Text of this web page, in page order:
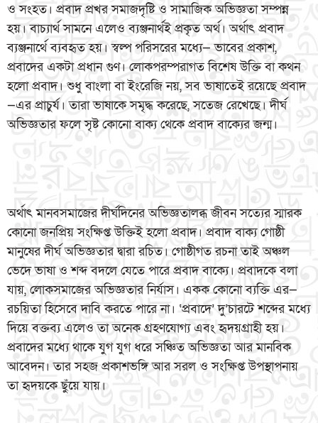
ও সংহত। প্রবাদ প্রখর সমাজদৃষ্টি ও সামাজিক অভিজ্ঞতা সম্পন্ন
হয়। বাচ্যার্থ সামনে এলেও ব্যঞ্জনার্থই প্রকৃত অর্থ। অর্থাৎ প্রবাদ
ব্যঞ্জনার্থে ব্যবহৃত হয়। স্বল্প পরিসরের মধ্যে— ভাবের প্রকাশ,
প্রবাদের একটা প্রধান গুণ। লোকপরম্পরাগত বিশেষ উক্তি বা কথন
হলো প্রবাদ। শুধু বাংলা বা ইংরেজি নয়, সব ভাষাতেই রয়েছে প্রবাদ
—এর প্রাচুর্য। তারা ভাষাকে সমৃদ্ধ করেছে, সতেজ রেখেছে। দীর্ঘ
অভিজ্ঞতার ফলে সৃষ্ট কোনো বাক্য থেকে প্রবাদ বাক্যের জন্ম।
অর্থাৎ মানবসমাজের দীর্ঘদিনের অভিজ্ঞতালব্ধ জীবন সত্যের স্মারক
কোনো জনপ্রিয় সংক্ষিপ্ত উক্তিই হলো প্রবাদ। প্রবাদ বাক্য গোষ্ঠী
মানুষের দীর্ঘ অভিজ্ঞতার দ্বারা রচিত। গোষ্ঠীগত রচনা তাই অঞ্চল
ভেদে ভাষা ও শব্দ বদলে যেতে পারে প্রবাদ বাক্যে। প্রবাদকে বলা
যায়, লোকসমাজের অভিজ্ঞতার নির্যাস। একক কোনো ব্যক্তি এর—
রচয়িতা হিসেবে দাবি করতে পারে না। ‘প্রবাদে’ দু’চারটে শব্দের মধ্যে
দিয়ে বক্তব্য এলেও তা অনেক গ্রহণযোগ্য এবং হৃদয়গ্রাহী হয়।
প্রবাদের মধ্যে থাকে যুগ যুগ ধরে সঞ্চিত অভিজ্ঞতা আর মানবিক
আবেদন। তার সহজ প্রকাশভঙ্গি আর সরল ও সংক্ষিপ্ত উপস্থাপনায়
তা হৃদয়কে ছুঁয়ে যায়।